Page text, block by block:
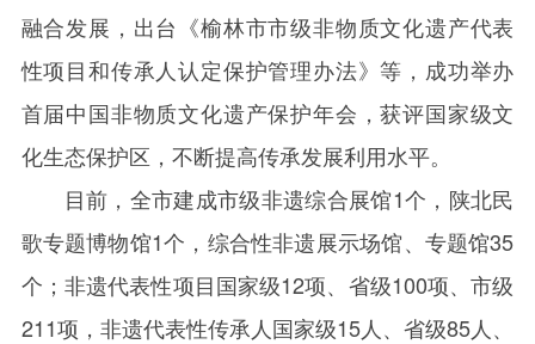
融合发展，出台《榆林市市级非物质文化遗产代表
性项目和传承人认定保护管理办法》等，成功举办
首届中国非物质文化遗产保护年会，获评国家级文
化生态保护区，不断提高传承发展利用水平。
目前，全市建成市级非遗综合展馆1个，陕北民
歌专题博物馆1个，综合性非遗展示场馆、专题馆35
个；非遗代表性项目国家级12项、省级100项、市级
211项，非遗代表性传承人国家级15人、省级85人、